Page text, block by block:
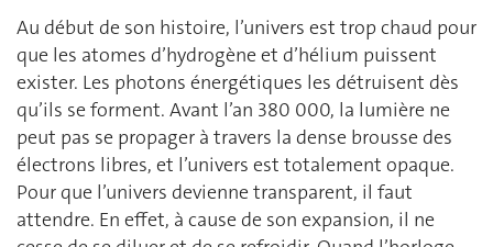
Au début de son histoire, l’univers est trop chaud pour
que les atomes d’hydrogène et d’hélium puissent
exister. Les photons énergétiques les détruisent dès
qu’ils se forment. Avant l’an 380 000, la lumière ne
peut pas se propager à travers la dense brousse des
électrons libres, et l’univers est totalement opaque.
Pour que l’univers devienne transparent, il faut
attendre. En effet, à cause de son expansion, il ne